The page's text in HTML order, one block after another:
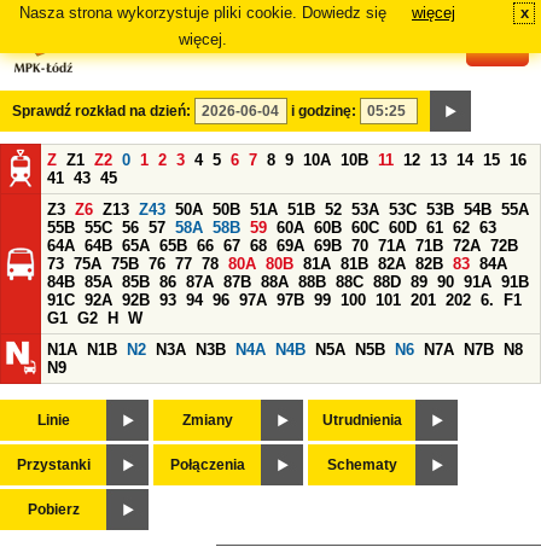
Nasza strona wykorzystuje pliki cookie. Dowiedz się
więcej.
więcej x
Sprawdź rozkład na dzień: i godzinę:
Z Z1 Z2 0 1 2 3 4 5 6 7 8 9 10A 10B 11 12 13 14 15 16
41 43 45
Z3 Z6 Z13 Z43 50A 50B 51A 51B 52 53A 53C 53B 54B 55A
55B 55C 56 57 58A 58B 59 60A 60B 60C 60D 61 62 63
64A 64B 65A 65B 66 67 68 69A 69B 70 71A 71B 72A 72B
73 75A 75B 76 77 78 80A 80B 81A 81B 82A 82B 83 84A
84B 85A 85B 86 87A 87B 88A 88B 88C 88D 89 90 91A 91B
91C 92A 92B 93 94 96 97A 97B 99 100 101 201 202 6.
F1
G1 G2 H
W
N1A
N1B N2 N3A N3B N4A N4B N5A N5B N6 N7A N7B
N8
N9
Linie Zmiany Utrudnienia
Przystanki Połączenia Schematy
Pobierz